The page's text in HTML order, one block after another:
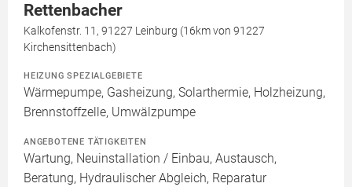
Rettenbacher
Kalkofenstr. 11, 91227 Leinburg (16km von 91227
Kirchensittenbach)
HEIZUNG SPEZIALGEBIETE
Wärmepumpe, Gasheizung, Solarthermie, Holzheizung,
Brennstoffzelle, Umwälzpumpe
ANGEBOTENE TÄTIGKEITEN
Wartung, Neuinstallation / Einbau, Austausch,
Beratung, Hydraulischer Abgleich, Reparatur